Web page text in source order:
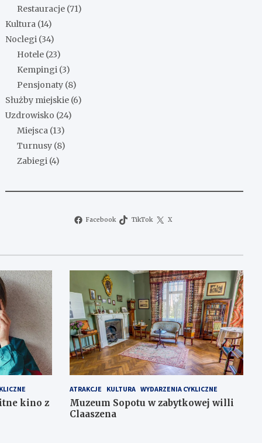
Restauracje (71)
Kultura (14)
Noclegi (34)
Hotele (23)
Kempingi (3)
Pensjonaty (8)
Służby miejskie (6)
Uzdrowisko (24)
Miejsca (13)
Turnusy (8)
Zabiegi (4)
Facebook TikTok X
kino z
ATRAKCJE KULTURA WYDARZENIA CYKLICZNE
Muzeum Sopotu w zabytkowej willi
Claaszena